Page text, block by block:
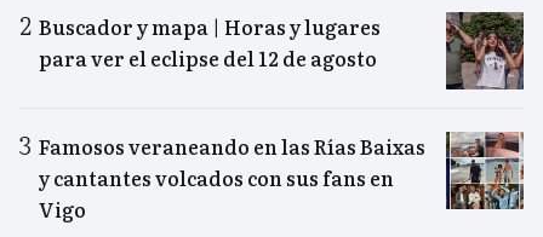
Buscador y mapa | Horas y lugares
para ver el eclipse del 12 de agosto
Famosos veraneando en las Rías Baixas
y cantantes volcados con sus fans en
Vigo